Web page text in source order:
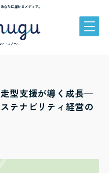
なたに届けるメディア。
いエスプール
走型支援が導く成長─
テナビリティ経営の